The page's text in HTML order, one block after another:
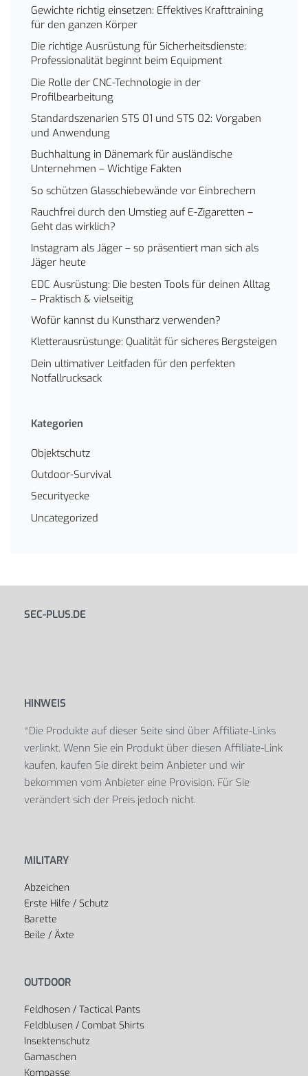
Gewichte richtig einsetzen: Effektives Krafttraining
für den ganzen Körper
Die richtige Ausrüstung für Sicherheitsdienste:
Professionalität beginnt beim Equipment
Die Rolle der CNC-Technologie in der
Profilbearbeitung
Standardszenarien STS 01 und STS 02: Vorgaben
und Anwendung
Buchhaltung in Dänemark für ausländische
Unternehmen – Wichtige Fakten
So schützen Glasschiebewände vor Einbrechern
Rauchfrei durch den Umstieg auf E-Zigaretten –
Geht das wirklich?
Instagram als Jäger – so präsentiert man sich als
Jäger heute
EDC Ausrüstung: Die besten Tools für deinen Alltag
– Praktisch & vielseitig
Wofür kannst du Kunstharz verwenden?
Kletterausrüstunge: Qualität für sicheres Bergsteigen
Dein ultimativer Leitfaden für den perfekten
Notfallrucksack
Kategorien
Objektschutz
Outdoor-Survival
Securityecke
Uncategorized
SEC-PLUS.DE
HINWEIS
*Die Produkte auf dieser Seite sind über Affiliate-Links
verlinkt. Wenn Sie ein Produkt über diesen Affiliate-Link
kaufen, kaufen Sie direkt beim Anbieter und wir
bekommen vom Anbieter eine Provision. Für Sie
verändert sich der Preis jedoch nicht.
MILITARY
Abzeichen
Erste Hilfe / Schutz
Barette
Beile / Äxte
OUTDOOR
Feldhosen / Tactical Pants
Feldblusen / Combat Shirts
Insektenschutz
Gamaschen
Kompasse